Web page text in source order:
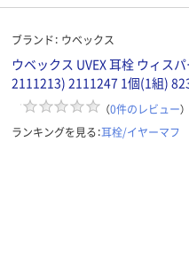
ブランド： ウベックス
ウベックス UVEX 耳栓 ウィス
2111213) 2111247 1個(1組)
（0件のレビュー）
ランキングを見る：耳栓/イヤーマフ